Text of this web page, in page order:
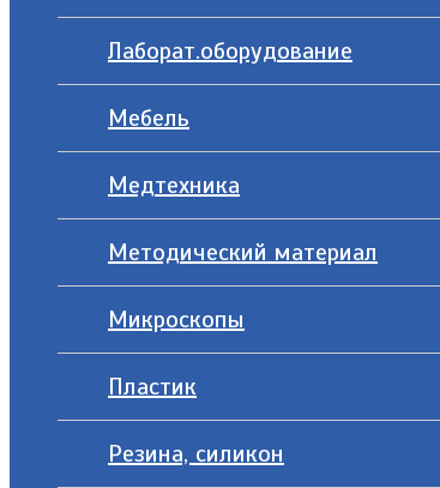
Лаборат.оборудование
Мебель
Медтехника
Методический материал
Микроскопы
Пластик
Резина, силикон